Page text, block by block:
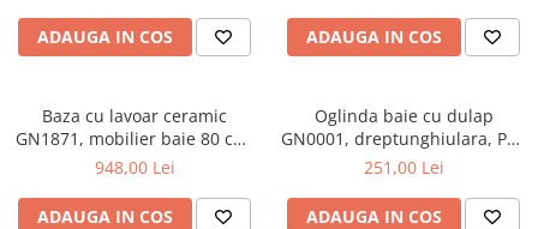
Saltele cu spuma poliuretanica
Saltele Memory
Saltele 140x200
Saltele 160x200
Saltele 180x200
Comode living
Set mese plus scaune
Scaune ergonomice
Etajere Birou
Dulap birou
Birouri
Scaune terasa si outdoor
picioare cromate reglabile,
alb
ADAUGA IN COS
alb
ADAUGA IN COS
Baza cu lavoar ceramic
GN1871, mobilier baie 80 cm,
front MDF, 1 sertar, 1 usa,
cromate reglabile, alb
948,00 Lei
ADAUGA IN COS
Oglinda baie cu dulap
GN0001, dreptunghiulara, PAL
Lucios, iluminare led, 2
251,00 Lei
ADAUGA IN COS